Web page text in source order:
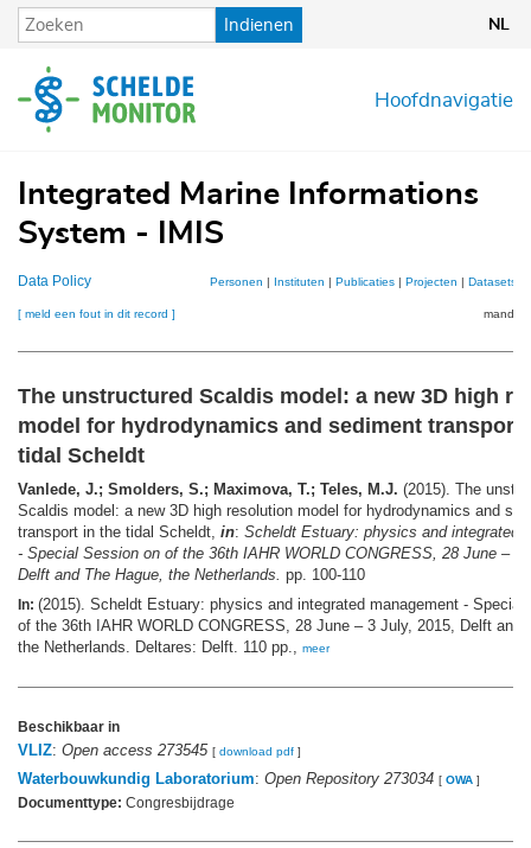
Overslaan
en
de
inhoud
Indienen NL
Hoofdnavigatie
Integrated Marine Informations
System - IMIS
Data Policy Personen | Instituten | Publicaties| Projecten | Datasets
[ meld een fout in dit record ] mandje
The unstructured Scaldis model: a new 3D high
model for hydrodynamics and sediment transport
tidal Scheldt
Vanlede, J.; Smolders, S.; Maximova, T.; Teles, M.J. (2015). The
Scaldis model: a new 3D high resolution model for hydrodynamics and
transport in the tidal Scheldt, in: Scheldt Estuary: physics and integrated
- Special Session on of the 36th IAHR WORLD CONGRESS, 28 June – 3
Delft and The Hague, the Netherlands. pp. 100-110
In: (2015). Scheldt Estuary: physics and integrated management - Special
of the 36th IAHR WORLD CONGRESS, 28 June – 3 July, 2015, Delft and
the Netherlands. Deltares: Delft. 110 pp.,
meer
Beschikbaar in
VLIZ: Open access 273545 [ download pdf ]
Waterbouwkundig Laboratorium: Open Repository 273034 [ OWA ]
Documenttype: Congresbijdrage